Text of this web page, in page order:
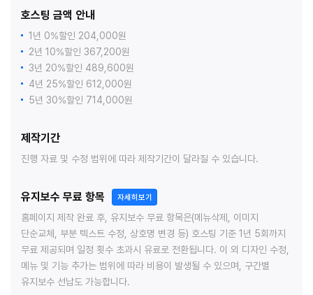
호스팅 금액 안내
1년 0%할인 204,000원
2년 10%할인 367,200원
3년 20%할인 489,600원
4년 25%할인 612,000원
5년 30%할인 714,000원
제작기간
진행 자료 및 수정 범위에 따라 제작기간이 달라질 수 있습니다.
유지보수 무료 항목 자세히보기
홈페이지 제작 완료 후, 유지보수 무료 항목은(메뉴삭제, 이미지
단순교체, 부분 텍스트 수정, 상호명 변경 등) 호스팅 기준 1년 5회까지
무료 제공되며 일정 횟수 초과시 유료로 전환됩니다. 이 외 디자인 수정,
메뉴 및 기능 추가는 범위에 따라 비용이 발생될 수 있으며, 구간별
유지보수 선납도 가능합니다.